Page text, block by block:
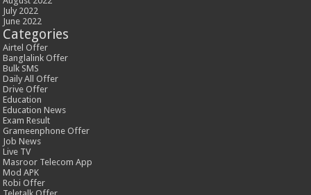
July 2022
June 2022
Categories
Airtel Offer
Banglalink Offer
Bulk SMS
Daily All Offer
Drive Offer
Education
Education News
Exam Result
Grameenphone Offer
Job News
Live TV
Masroor Telecom App
Mod APK
Robi Offer